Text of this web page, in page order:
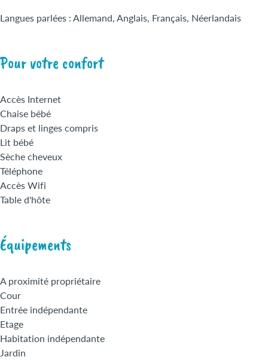
Langues parlées : Allemand, Anglais, Français, Néerlandais
Pour votre confort
Accès Internet
Chaise bébé
Draps et linges compris
Lit bébé
Sèche cheveux
Téléphone
Accès Wifi
Table d'hôte
Équipements
A proximité propriétaire
Cour
Entrée indépendante
Etage
Habitation indépendante
Jardin